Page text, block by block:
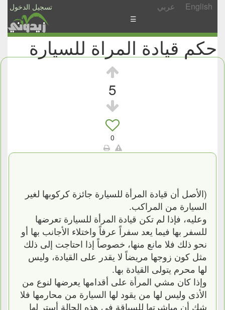
تسجيل الدخول عربي English
الأخبار
الأسئلة
☰
حكم قيادة المراة للسيارة
5
0
(الأصل أن قيادة المرأة للسيارة جائزة كركوبها لغير
السيارة من المراكب.
وعليه، فإذا لم تكن قيادة المرأة للسيارة تعرضها
للسفر بها فيما يعد سفراً عرفاً واختلاء الأجانب بها أو
نحو ذلك فلا مانع منها، خصوصاً إذا احتاجت إلى ذلك
مثل كون زوجها مريضاً لا يقدر على القيادة، وليس
لها محرم يتولى القيادة بها.
وإذا كان مشي المرأة على أقدامها يعرضها لنوع من
الأذى وليس لها من يقود لها السيارة من محارمها فلا
شك أن مباشرتها للسياقة في هذه الحالة أستر لها